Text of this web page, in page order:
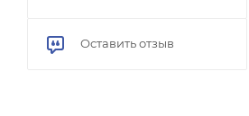
Оставить отзыв